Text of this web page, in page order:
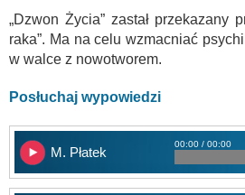
„Dzwon Życia” zastał przekazany
raka”. Ma na celu wzmacniać
w walce z nowotworem.
Posłuchaj wypowiedzi
M. Płatek
00:00 / 00:00